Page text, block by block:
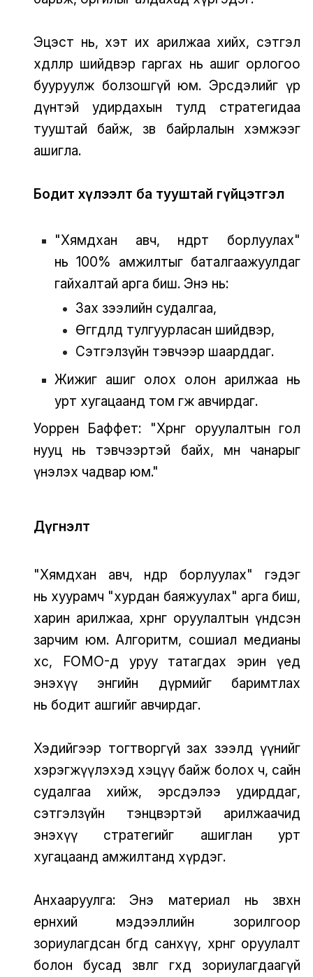
Эцэст нь, хэт их арилжаа хийх, сэтгэл
хөдлөлөөр шийдвэр гаргах нь ашиг орлогоо
бууруулж болзошгүй юм. Эрсдэлийг үр
дүнтэй удирдахын тулд стратегидаа
тууштай байж, зөв байрлалын хэмжээг
ашигла.
Бодит хүлээлт ба тууштай гүйцэтгэл
"Хямдхан авч, өндөрт борлуулах"
нь 100% амжилтыг баталгаажуулдаг
гайхалтай арга биш. Энэ нь:
Зах зээлийн судалгаа,
Өгөгдөлд тулгуурласан шийдвэр,
Сэтгэлзүйн тэвчээр шаарддаг.
Жижиг ашиг олох олон арилжаа нь
урт хугацаанд том өгөөж авчирдаг.
Уоррен Баффет: "Хөрөнгө оруулалтын гол
нууц нь тэвчээртэй байх, мөн чанарыг
үнэлэх чадвар юм."
Дүгнэлт
"Хямдхан авч, өндөр борлуулах" гэдэг
нь хуурамч "хурдан баяжуулах" арга биш,
харин арилжаа, хөрөнгө оруулалтын үндсэн
зарчим юм. Алгоритм, сошиал медианы
хөөс, FOMO-д уруу татагдах эрин үед
энэхүү энгийн дүрмийг баримтлах
нь бодит ашгийг авчирдаг.
Хэдийгээр тогтворгүй зах зээлд үүнийг
хэрэгжүүлэхэд хэцүү байж болох ч, сайн
судалгаа хийж, эрсдэлээ удирддаг,
сэтгэлзүйн тэнцвэртэй арилжаачид
энэхүү стратегийг ашиглан урт
хугацаанд амжилтанд хүрдэг.
Анхааруулга: Энэ материал нь зөвхөн
ерөнхий мэдээллийн зорилгоор
зориулагдсан бөгөөд санхүү, хөрөнгө оруулалт
болон бусад зөвлөгөө өгөхөд зориулагдаагүй